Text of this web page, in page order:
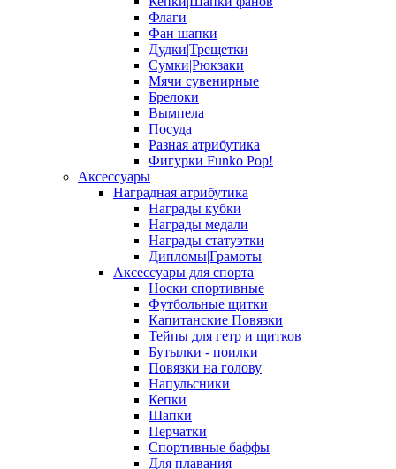
Флаги
Фан шапки
Дудки|Трещетки
Сумки|Рюкзаки
Мячи сувенирные
Брелоки
Вымпела
Посуда
Разная атрибутика
Фигурки Funko Pop!
Аксессуары
Наградная атрибутика
Награды кубки
Награды медали
Награды статуэтки
Дипломы|Грамоты
Аксессуары для спорта
Носки спортивные
Футбольные щитки
Капитанские Повязки
Тейпы для гетр и щитков
Бутылки - поилки
Повязки на голову
Напульсники
Кепки
Шапки
Перчатки
Спортивные баффы
Для плавания